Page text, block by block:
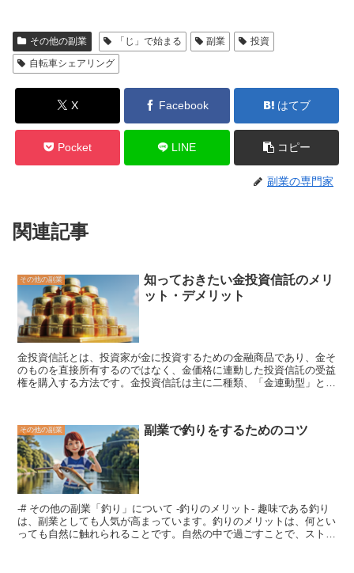
その他の副業 「じ」で始まる 副業
投資
自転車シェアリング
X Facebook はてブ
Pocket LINE コピー
副業の専門家
関連記事
その他の副業
知っておきたい金投資信託のメリ
ット・デメリット
金投資信託とは、投資家が金に投資するための金融商品であり、金そ
のものを直接所有するのではなく、金価格に連動した投資信託の受益
権を購入する方法です。金投資信託は主に二種類、「金連動型」と
金投資信託の仕組みは、投資家が投資信
託の受益権を購入すると、投資信託の運用会社が金を購入して保有し
ます。投資家が投資信託の受益権を売却すると、投資信託の運用会社
が保有する金を売却して投資家に利益を分配します。
は、金利に連動した値動きをする投資信託であり、金利の上昇ととも
に受益権の価値が上昇します。
資家が投資信託の受益権を購入すると、投資信託の運用会社が金利に
連動する債券やその他の金融商品を購入して保有します。投資家が投
資信託の受益権を売却すると、投資信託の運用会社が保有する債券や
その他の金融商品を売却して投資家に利益を分配します。
その他の副業 副業で釣りをするためのコツ
-# その他の副業「釣り」について -釣りのメリット- 趣味である釣り
は、副業としても人気が高まっています。釣りのメリットは、何とい
っても自然に触れられることです。 自然の中で過ごすことで、ストレ